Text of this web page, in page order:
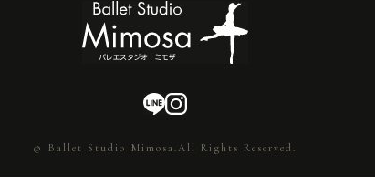
© Ballet Studio Mimosa.All Rights Reserved.